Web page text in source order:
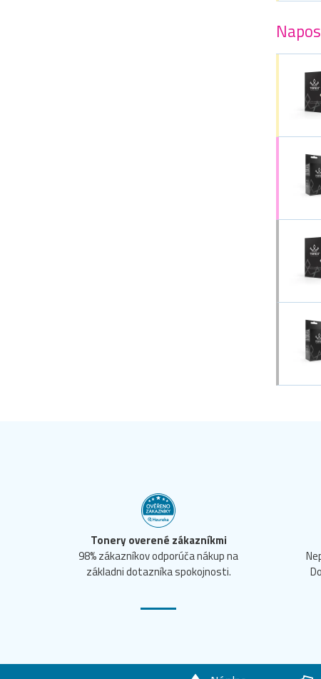
Tonery overené zákazníkmi
98% zákazníkov odporúča nákup na
základni dotazníka spokojnosti.